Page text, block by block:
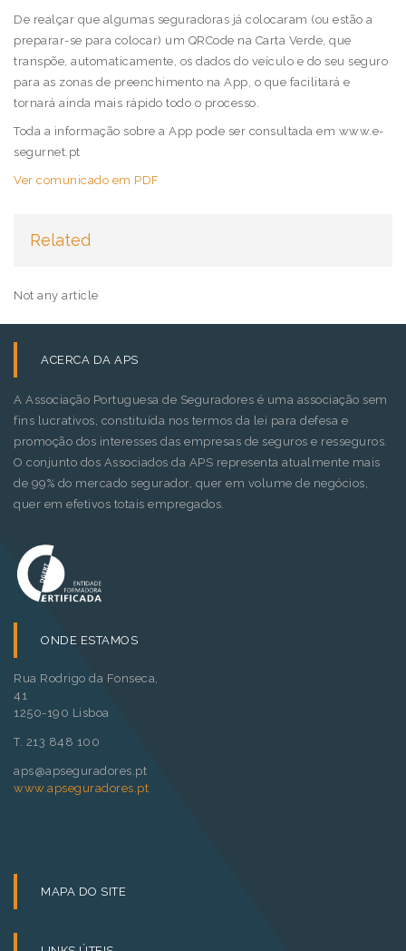
De realçar que algumas seguradoras já colocaram (ou estão a
preparar-se para colocar) um QRCode na Carta Verde, que
transpõe, automaticamente, os dados do veículo e do seu seguro
para as zonas de preenchimento na App, o que facilitará e
tornará ainda mais rápido todo o processo.
Toda a informação sobre a App pode ser consultada em www.e-
segurnet.pt
Ver comunicado em PDF
Related
Not any article
ACERCA DA APS
A Associação Portuguesa de Seguradores é uma associação sem
fins lucrativos, constituída nos termos da lei para defesa e
promoção dos interesses das empresas de seguros e resseguros.
O conjunto dos Associados da APS representa atualmente mais
de 99% do mercado segurador, quer em volume de negócios,
quer em efetivos totais empregados.
ONDE ESTAMOS
Rua Rodrigo da Fonseca,
41
1250-190 Lisboa
T. 213 848 100
aps@apseguradores.pt
www.apseguradores.pt
MAPA DO SITE